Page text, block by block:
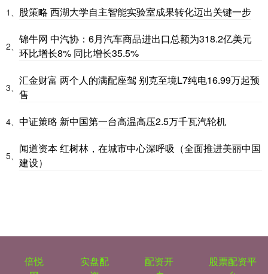
1、 股策略 西湖大学自主智能实验室成果转化迈出关键一步
2、
锦牛网 中汽协：6月汽车商品进出口总额为318.2亿美元
环比增长8% 同比增长35.5%
3、
汇金财富 两个人的满配座驾 别克至境L7纯电16.99万起预
售
4、 中证策略 新中国第一台高温高压2.5万千瓦汽轮机
5、
闻道资本 红树林，在城市中心深呼吸（全面推进美丽中国
建设）
倍悦
实盘配
配资开
股票配资平